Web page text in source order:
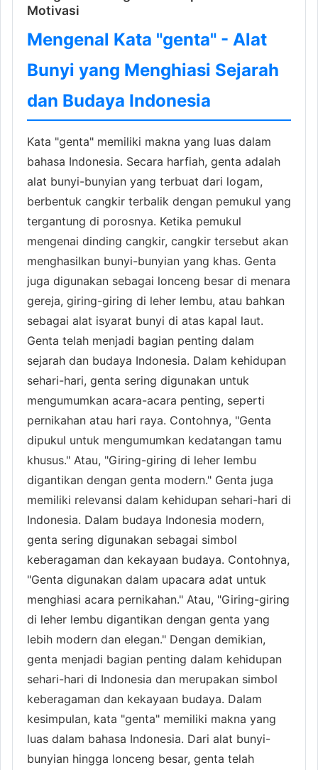
Motivasi
Mengenal Kata "genta" - Alat
Bunyi yang Menghiasi Sejarah
dan Budaya Indonesia
Kata "genta" memiliki makna yang luas dalam
bahasa Indonesia. Secara harfiah, genta adalah
alat bunyi-bunyian yang terbuat dari logam,
berbentuk cangkir terbalik dengan pemukul yang
tergantung di porosnya. Ketika pemukul
mengenai dinding cangkir, cangkir tersebut akan
menghasilkan bunyi-bunyian yang khas. Genta
juga digunakan sebagai lonceng besar di menara
gereja, giring-giring di leher lembu, atau bahkan
sebagai alat isyarat bunyi di atas kapal laut.
Genta telah menjadi bagian penting dalam
sejarah dan budaya Indonesia. Dalam kehidupan
sehari-hari, genta sering digunakan untuk
mengumumkan acara-acara penting, seperti
pernikahan atau hari raya. Contohnya, "Genta
dipukul untuk mengumumkan kedatangan tamu
khusus." Atau, "Giring-giring di leher lembu
digantikan dengan genta modern." Genta juga
memiliki relevansi dalam kehidupan sehari-hari di
Indonesia. Dalam budaya Indonesia modern,
genta sering digunakan sebagai simbol
keberagaman dan kekayaan budaya. Contohnya,
"Genta digunakan dalam upacara adat untuk
menghiasi acara pernikahan." Atau, "Giring-giring
di leher lembu digantikan dengan genta yang
lebih modern dan elegan." Dengan demikian,
genta menjadi bagian penting dalam kehidupan
sehari-hari di Indonesia dan merupakan simbol
keberagaman dan kekayaan budaya. Dalam
kesimpulan, kata "genta" memiliki makna yang
luas dalam bahasa Indonesia. Dari alat bunyi-
bunyian hingga lonceng besar, genta telah